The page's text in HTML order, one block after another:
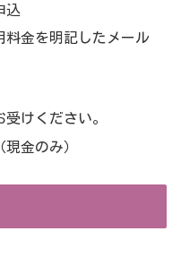
込
料金を明記したメール
けください。
金のみ）